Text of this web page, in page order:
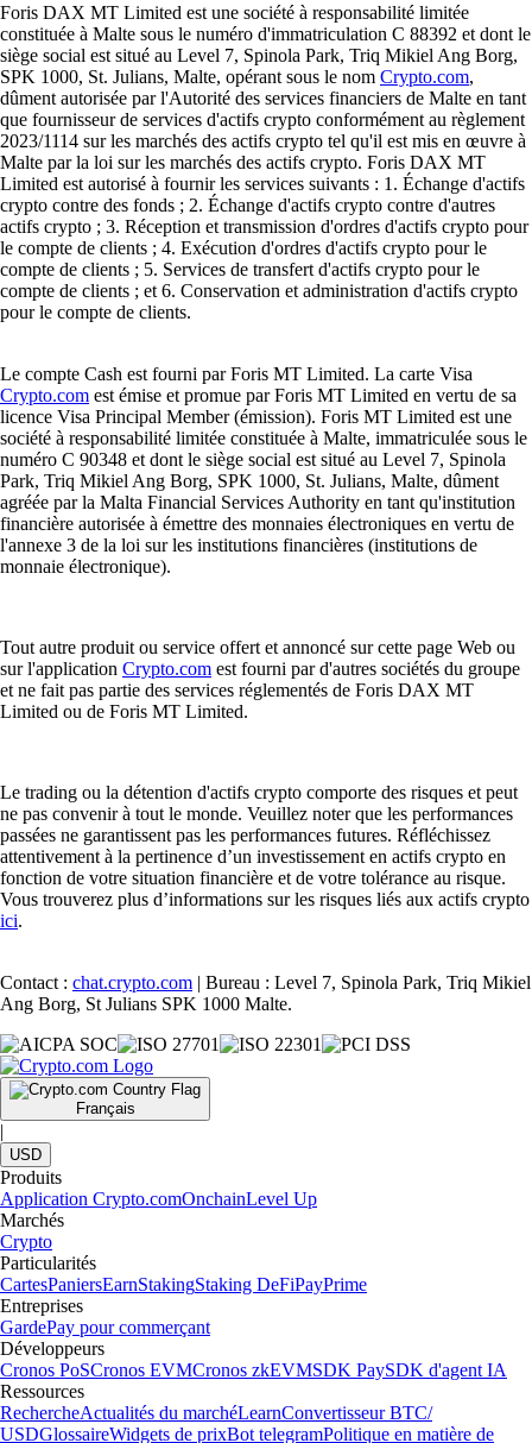
Foris DAX MT Limited est une société à responsabilité limitée
constituée à Malte sous le numéro d'immatriculation C 88392 et dont le
siège social est situé au Level 7, Spinola Park, Triq Mikiel Ang Borg,
SPK 1000, St. Julians, Malte, opérant sous le nom Crypto.com,
dûment autorisée par l'Autorité des services financiers de Malte en tant
que fournisseur de services d'actifs crypto conformément au règlement
2023/1114 sur les marchés des actifs crypto tel qu'il est mis en œuvre à
Malte par la loi sur les marchés des actifs crypto. Foris DAX MT
Limited est autorisé à fournir les services suivants : 1. Échange d'actifs
crypto contre des fonds ; 2. Échange d'actifs crypto contre d'autres
actifs crypto ; 3. Réception et transmission d'ordres d'actifs crypto pour
le compte de clients ; 4. Exécution d'ordres d'actifs crypto pour le
compte de clients ; 5. Services de transfert d'actifs crypto pour le
compte de clients ; et 6. Conservation et administration d'actifs crypto
pour le compte de clients.
Le compte Cash est fourni par Foris MT Limited. La carte Visa
Crypto.com est émise et promue par Foris MT Limited en vertu de sa
licence Visa Principal Member (émission). Foris MT Limited est une
société à responsabilité limitée constituée à Malte, immatriculée sous le
numéro C 90348 et dont le siège social est situé au Level 7, Spinola
Park, Triq Mikiel Ang Borg, SPK 1000, St. Julians, Malte, dûment
agréée par la Malta Financial Services Authority en tant qu'institution
financière autorisée à émettre des monnaies électroniques en vertu de
l'annexe 3 de la loi sur les institutions financières (institutions de
monnaie électronique).
Tout autre produit ou service offert et annoncé sur cette page Web ou
sur l'application Crypto.com est fourni par d'autres sociétés du groupe
et ne fait pas partie des services réglementés de Foris DAX MT
Limited ou de Foris MT Limited.
Le trading ou la détention d'actifs crypto comporte des risques et peut
ne pas convenir à tout le monde. Veuillez noter que les performances
passées ne garantissent pas les performances futures. Réfléchissez
attentivement à la pertinence d’un investissement en actifs crypto en
fonction de votre situation financière et de votre tolérance au risque.
Vous trouverez plus d’informations sur les risques liés aux actifs crypto
ici.
Contact : chat.crypto.com | Bureau : Level 7, Spinola Park, Triq Mikiel
Ang Borg, St Julians SPK 1000 Malte.
Français
|
USD
Produits
Application Crypto.comOnchainLevel Up
Marchés
Crypto
Particularités
CartesPaniersEarnStakingStaking DeFiPayPrime
Entreprises
GardePay pour commerçant
Développeurs
Cronos PoSCronos EVMCronos zkEVMSDK PaySDK d'agent IA
Ressources
RechercheActualités du marchéLearnConvertisseur BTC/
USDGlossaireWidgets de prixBot telegramPolitique en matière de